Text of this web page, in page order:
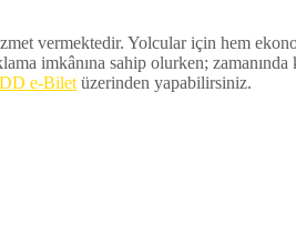
vermektedir. Yolcular için hem
imkânına sahip olurken; zamanında
e-Bilet üzerinden yapabilirsiniz.